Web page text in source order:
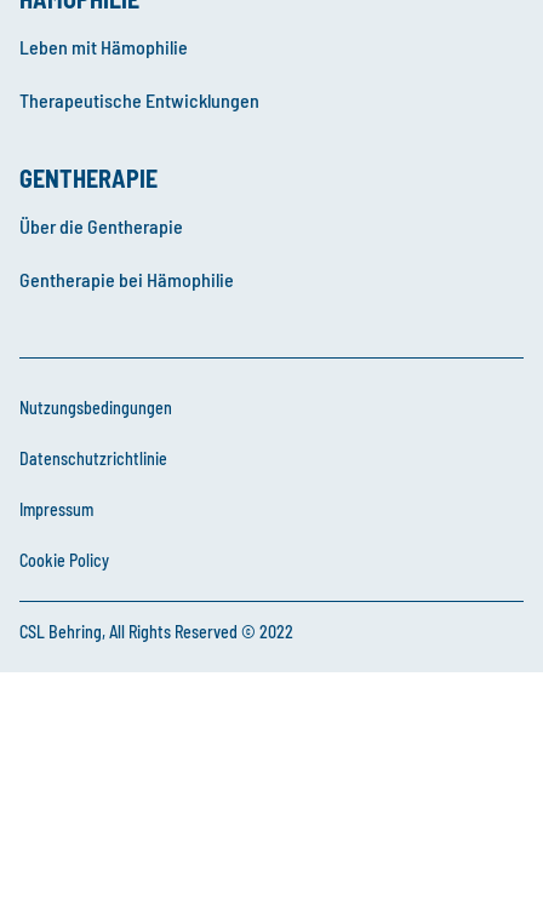
Leben mit Hämophilie
Therapeutische Entwicklungen
GENTHERAPIE
Über die Gentherapie
Gentherapie bei Hämophilie
CSL Behring, All Rights Reserved © 2022
Nutzungsbedingungen
Datenschutzrichtlinie
Impressum
Cookie Policy